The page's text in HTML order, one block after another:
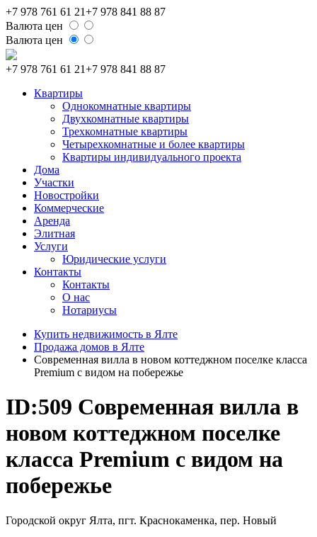
+7 978 761 61 21+7 978 841 88 87
Валюта цен
Валюта цен
+7 978 761 61 21+7 978 841 88 87
Квартиры
Однокомнатные квартиры
Двухкомнатные квартиры
Трехкомнатные квартиры
Четырехкомнатные и более квартиры
Квартиры индивидуального проекта
Дома
Участки
Новостройки
Коммерческие
Аренда
Элитная
Услуги
Юридические услуги
Контакты
Контакты
О нас
Нотариусы
Купить недвижимость в Ялте
Продажа домов в Ялте
Современная вилла в новом коттеджном поселке класса
Premium с видом на побережье
ID:509 Современная вилла в
новом коттеджном поселке
класса Premium с видом на
побережье
Городской округ Ялта, пгт. Краснокаменка, пер. Новый